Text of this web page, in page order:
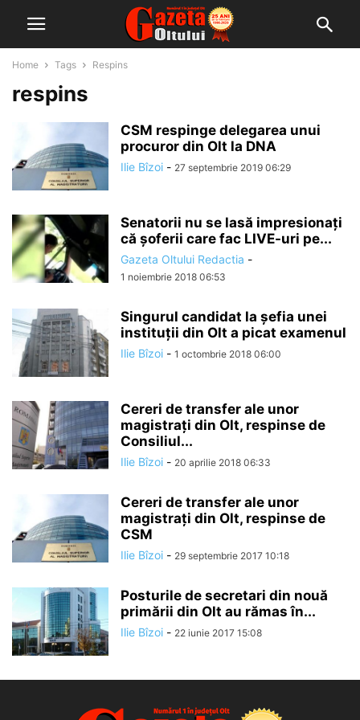
Home Tags Respins
respins
CSM respinge delegarea unui
procuror din Olt la DNA
Ilie Bîzoi - 27 septembrie 2019 06:29
Senatorii nu se lasă impresionați
că șoferii care fac LIVE-uri pe...
Gazeta Oltului Redactia -
1 noiembrie 2018 06:53
Singurul candidat la șefia unei
instituții din Olt a picat examenul
Ilie Bîzoi - 1 octombrie 2018 06:00
Cereri de transfer ale unor
magistraţi din Olt, respinse de
Consiliul...
Ilie Bîzoi - 20 aprilie 2018 06:33
Cereri de transfer ale unor
magistraţi din Olt, respinse de
CSM
Ilie Bîzoi - 29 septembrie 2017 10:18
Posturile de secretari din nouă
primării din Olt au rămas în...
Ilie Bîzoi - 22 iunie 2017 15:08